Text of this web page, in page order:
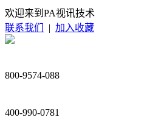
欢迎来到PA视讯技术
联系我们
| 加入收藏
800-9574-088
400-990-0781